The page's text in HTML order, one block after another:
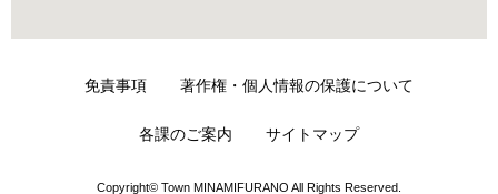
免責事項 著作権・個人情報の保護について
各課のご案内 サイトマップ
Copyright© Town MINAMIFURANO All Rights Reserved.